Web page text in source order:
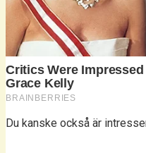
Du kanske också är